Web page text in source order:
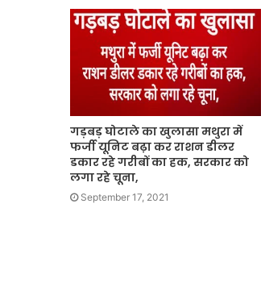
गड़बड़ घोटाले का खुलासा मथुरा में
फर्जी यूनिट बढ़ा कर राशन डीलर
डकार रहे गरीबों का हक, सरकार को
लगा रहे चूना,
September 17, 2021